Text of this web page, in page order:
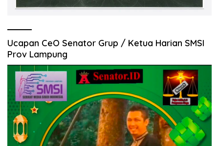
Ucapan CeO Senator Grup / Ketua Harian SMSI
Prov Lampung